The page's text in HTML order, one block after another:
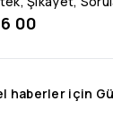
00
haberler için